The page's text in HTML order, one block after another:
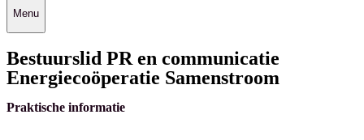
Menu
Bestuurslid PR en communicatie
Energiecoöperatie Samenstroom
Praktische informatie